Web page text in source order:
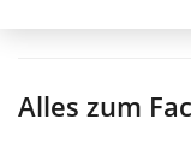
Alles zum